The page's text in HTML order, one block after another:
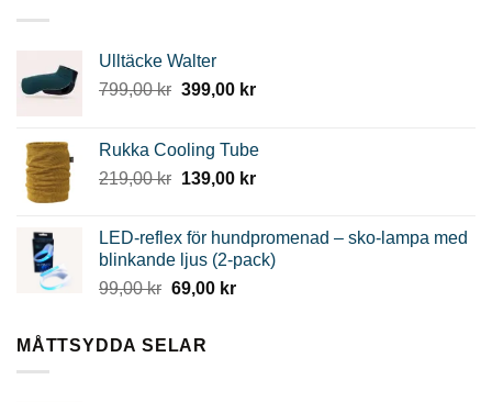
Ulltäcke Walter
799,00kr Det
var:
799,00 kr.
399,00 krDet
är:
399,00 kr.
Rukka Cooling Tube
219,00kr Det
var:
219,00 kr.
139,00 krDet
är:
139,00 kr.
LED-reflex för hundpromenad – sko-lampa med
blinkande ljus (2-pack)
99,00kr Det
var:
69,00 krDet
MÅTTSYDDA SELAR